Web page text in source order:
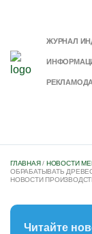
ЖУРНАЛ
ГЛАВНАЯ/ НОВОСТИ
ОБРАБАТЫВАТЬ
НОВОСТИ
Читайте